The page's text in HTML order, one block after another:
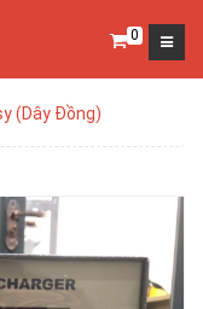
0
(Dây Đồng)